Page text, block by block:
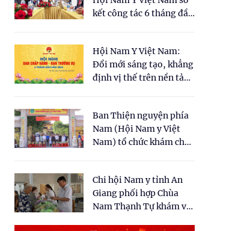
kết công tác 6 tháng đầu
Hội Nam Y Việt Nam:
Đổi mới sáng tạo, khẳng
định vị thế trên nền tảng
Ban Thiện nguyện phía
Nam (Hội Nam y Việt
Nam) tổ chức khám chữa
dân tại xã Tân Tập
Chi hội Nam y tỉnh An
Giang phối hợp Chùa
Nam Thạnh Tự khám và